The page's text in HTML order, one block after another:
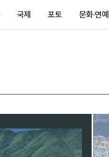
국제 포토 문화·연예